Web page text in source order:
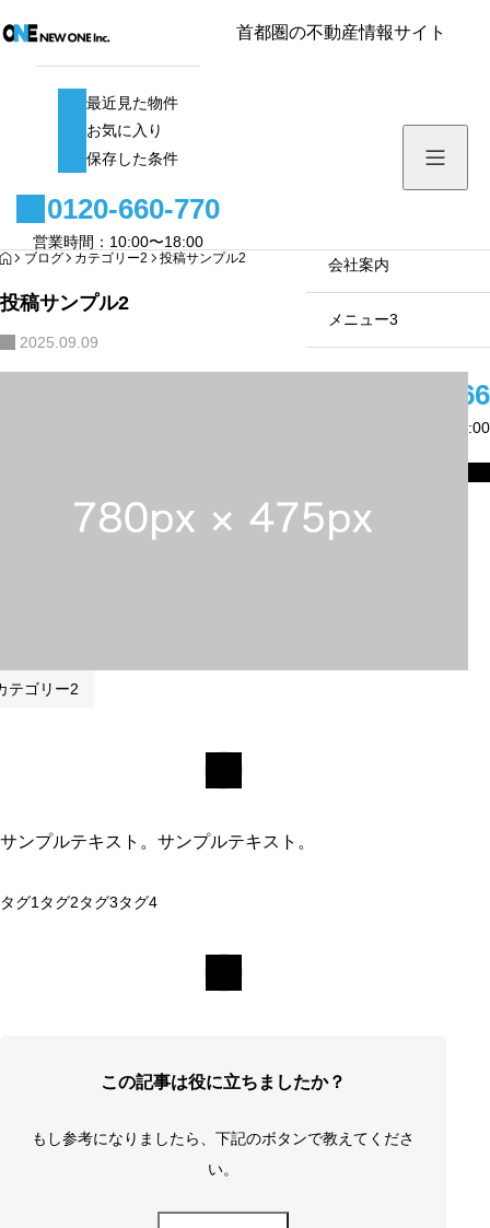
保存した条件
サブメニュー1
サブメニュー2
サブメニュー3
会社案内
メニュー3
0120-
営業時間：
首都圏の不動産情報サイト
最近見た物件
お気に入り
保存した条件
0120-660-770
営業時間：10:00〜18:00
HOME
ブログ カテゴリー2 投稿サンプル2
投稿サンプル2
2025.09.09
テゴリー2
サンプルテキスト。サンプルテキスト。
タグ1タグ2タグ3タグ4
この記事は役に立ちましたか？
もし参考になりましたら、下記のボタンで教えてくださ
い。